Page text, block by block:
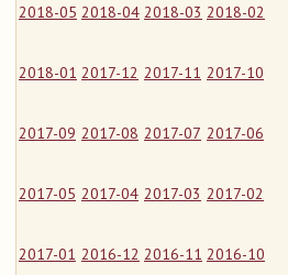
2018-05 2018-04 2018-03 2018-02
2018-01 2017-12 2017-11 2017-10
2017-09 2017-08 2017-07 2017-06
2017-05 2017-04 2017-03 2017-02
2017-01 2016-12 2016-11 2016-10